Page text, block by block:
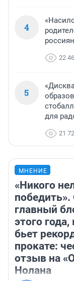
4
22
5
для
21
МНЕНИЕ
«Никого
главный
этого
бьет
прокате:
отзыв на
Нолана